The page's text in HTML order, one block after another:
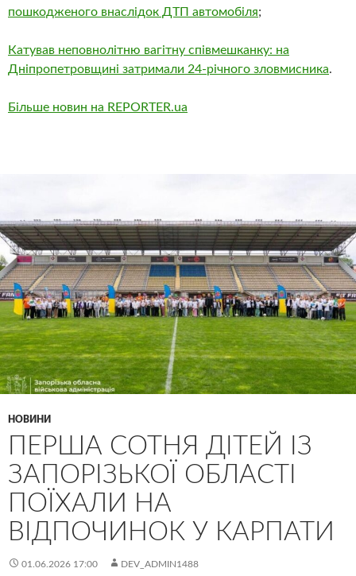
пошкодженого внаслідок ДТП автомобіля;
Катував неповнолітню вагітну співмешканку: на
Дніпропетровщині затримали 24-річного зловмисника.
Більше новин на REPORTER.ua
НОВИНИ
ПЕРША СОТНЯ ДІТЕЙ ІЗ
ЗАПОРІЗЬКОЇ ОБЛАСТІ
ПОЇХАЛИ НА
ВІДПОЧИНОК У КАРПАТИ
01.06.2026 17:00 DEV_ADMIN1488